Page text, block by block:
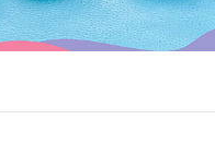
CMG SHOP SHOP รวมแบรน